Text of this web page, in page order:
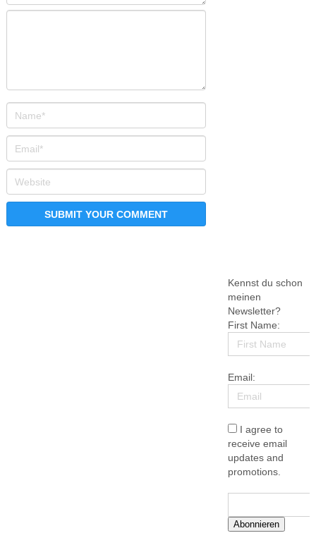
Kennst du schon
meinen
Newsletter?
First Name:
Email:
I agree to
receive email
updates and
promotions.
Abonnieren